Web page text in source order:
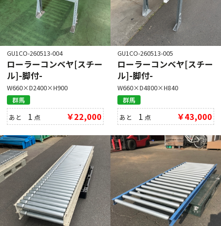
GU1CO-260513-004
ローラーコンベヤ[スチー
ル]-脚付-
W660×D2400×H900
群馬
あと 1 点 ￥22,000
GU1CO-260513-005
ローラーコンベヤ[スチー
ル]-脚付-
W660×D4800×H840
群馬
あと 1 点 ￥43,000